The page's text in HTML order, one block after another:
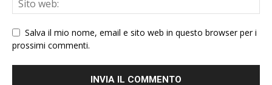
Salva il mio nome, email e sito web in questo browser per i
prossimi commenti.